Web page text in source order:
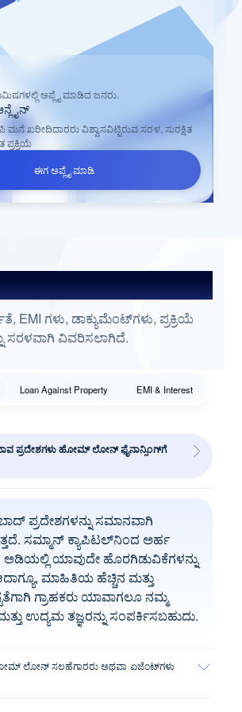
ಅಪ್ಲೈ ಮಾಡಿದ ಜನರು.
ಮನೆ ಖರೀದಿದಾರರು ವಿಶ್ವಾಸವಿಟ್ಟಿರುವ ಸರಳ, ಸುರಕ್ಷಿತ
ಪ್ರಕ್ರಿಯೆ
ಈಗ ಅಪ್ಲೈ ಮಾಡಿ
ಪ್ರಶ್ನೆಗಳು
EMI ಗಳು, ಡಾಕ್ಯುಮೆಂಟ್‌ಗಳು, ಪ್ರಕ್ರಿಯೆ
ಸರಳವಾಗಿ ವಿವರಿಸಲಾಗಿದೆ.
Loan Against Property EMI & Interest
ಪ್ರದೇಶಗಳು ಹೋಮ್ ಲೋನ್ ಫೈನಾನ್ಸಿಂಗ್‌ಗೆ
ಪ್ರದೇಶಗಳನ್ನು ಸಮಾನವಾಗಿ
ಸಮ್ಮಾನ್ ಕ್ಯಾಪಿಟಲ್‌ನಿಂದ ಅರ್ಹ
ಯಾವುದೇ ಹೊರಗಿಡುವಿಕೆಗಳನ್ನು
ಮಾಹಿತಿಯ ಹೆಚ್ಚಿನ ಮತ್ತು
ಗ್ರಾಹಕರು ಯಾವಾಗಲೂ ನಮ್ಮ
ಉದ್ಯಮ ತಜ್ಞರನ್ನು ಸಂಪರ್ಕಿಸಬಹುದು.
ಲೋನ್ ಸಲಹೆಗಾರರು ಅಥವಾ ಏಜೆಂಟ್‌ಗಳು